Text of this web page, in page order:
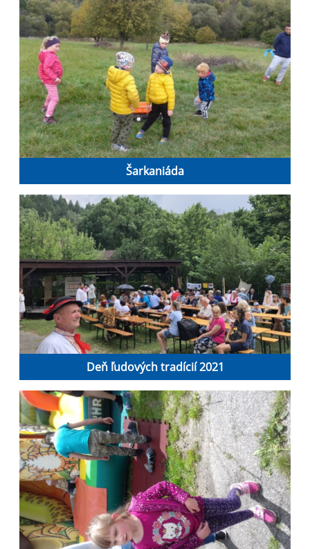
Šarkaniáda
Deň ľudových tradícií 2021